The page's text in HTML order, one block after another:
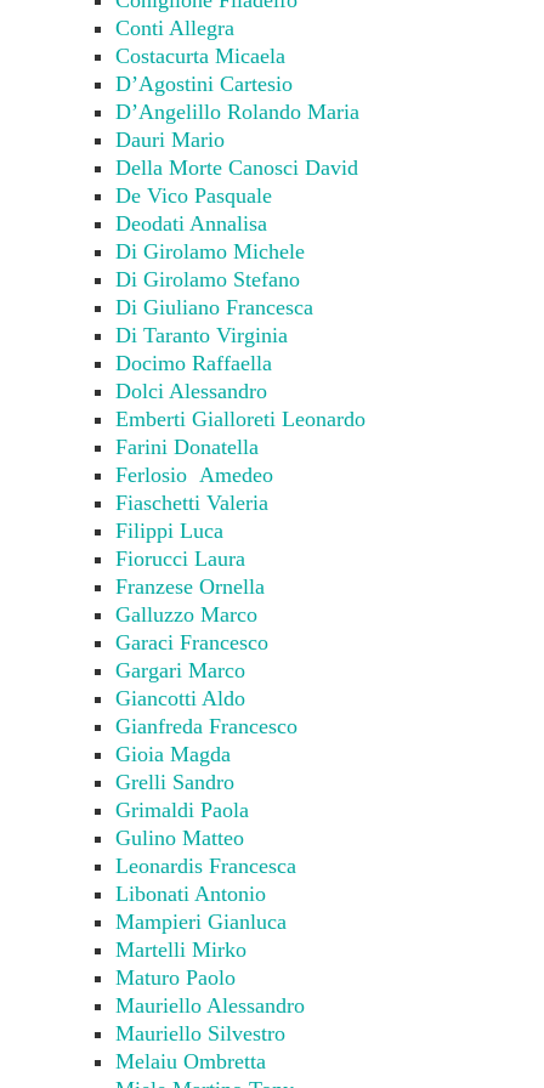
Conti Allegra
Costacurta Micaela
D’Agostini Cartesio
D’Angelillo Rolando Maria
Dauri Mario
Della Morte Canosci David
De Vico Pasquale
Deodati Annalisa
Di Girolamo Michele
Di Girolamo Stefano
Di Giuliano Francesca
Di Taranto Virginia
Docimo Raffaella
Dolci Alessandro
Emberti Gialloreti Leonardo
Farini Donatella
Ferlosio Amedeo
Fiaschetti Valeria
Filippi Luca
Fiorucci Laura
Franzese Ornella
Galluzzo Marco
Garaci Francesco
Gargari Marco
Giancotti Aldo
Gianfreda Francesco
Gioia Magda
Grelli Sandro
Grimaldi Paola
Gulino Matteo
Leonardis Francesca
Libonati Antonio
Mampieri Gianluca
Martelli Mirko
Maturo Paolo
Mauriello Alessandro
Mauriello Silvestro
Melaiu Ombretta